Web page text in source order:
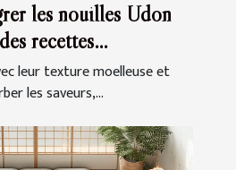
les nouilles Udon
recettes
leur texture moelleuse et
les saveurs,...